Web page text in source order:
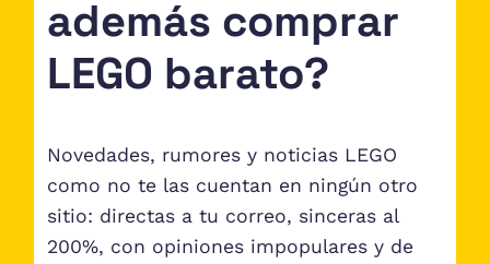
además comprar
LEGO barato?
Novedades, rumores y noticias LEGO
como no te las cuentan en ningún otro
sitio: directas a tu correo, sinceras al
200%, con opiniones impopulares y de